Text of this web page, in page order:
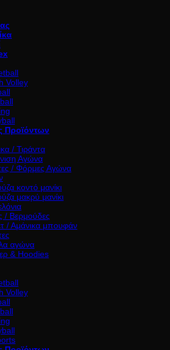
Volley
Προϊόντων
/ Τιράντα
Αγώνα
/ Φόρμες Αγώνα
κοντό μανίκι
μακρύ μανίκι
/ Βερμούδες
/ Αμάνικα μπουφάν
αγώνα
& Hoodies
Volley